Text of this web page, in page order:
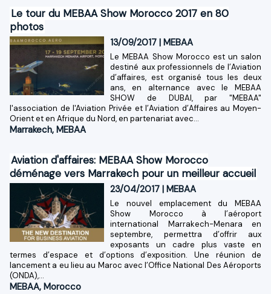
Le tour du MEBAA Show Morocco 2017 en 80
photos
13/09/2017 |MEBAA
Le MEBAA Show Morocco est un salon
destiné aux professionnels de l’Aviation
d’affaires, est organisé tous les deux
ans, en alternance avec le MEBAA
SHOW de DUBAI, par "MEBAA"
l'association de l'Aviation Privée et l’Aviation d’Affaires au Moyen-
Orient et en Afrique du Nord, en partenariat avec...
Marrakech, MEBAA
Aviation d'affaires: MEBAA Show Morocco
déménage vers Marrakech pour un meilleur accueil
23/04/2017 |MEBAA
Le nouvel emplacement du MEBAA
Show Morocco à l’aéroport
international Marrakech-Menara en
septembre, permettra d’offrir aux
exposants un cadre plus vaste en
termes d’espace et d’options d’exposition. Une réunion de
lancement a eu lieu au Maroc avec l’Office National Des Aéroports
(ONDA),...
MEBAA, Morocco